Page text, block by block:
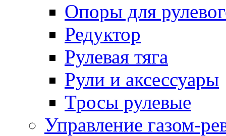
Опоры для
Редуктор
Рулевая тяга
Рули и аксессуары
Тросы рулевые
Управление газом-